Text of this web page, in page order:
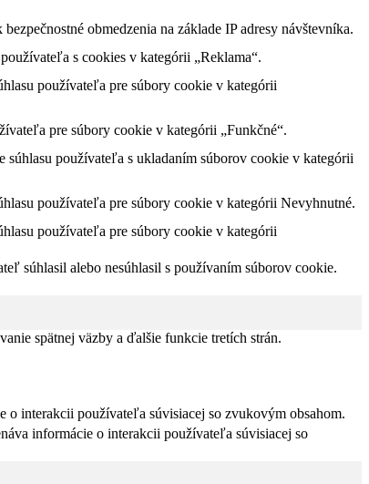
obmedzenia na základe IP adresy návštevníka.
s cookies v kategórii „Reklama“.
používateľa pre súbory cookie v kategórii
pre súbory cookie v kategórii „Funkčné“.
používateľa s ukladaním súborov cookie v kategórii
používateľa pre súbory cookie v kategórii Nevyhnutné.
používateľa pre súbory cookie v kategórii
súhlasil alebo nesúhlasil s používaním súborov cookie.
spätnej väzby a ďalšie funkcie tretích strán.
o interakcii používateľa súvisiacej so zvukovým obsahom.
informácie o interakcii používateľa súvisiacej so